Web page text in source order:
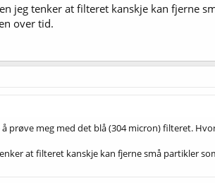
jeg tenker at filteret kanskje kan fjerne
over tid.
prøve meg med det blå (304 micron) filteret.
at filteret kanskje kan fjerne små partikler